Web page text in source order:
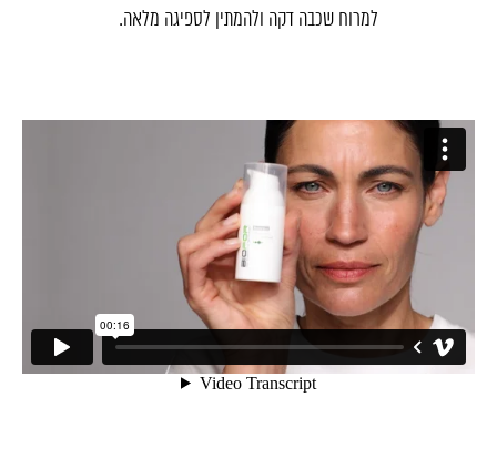
למרוח שכבה דקה ולהמתין לספיגה מלאה.